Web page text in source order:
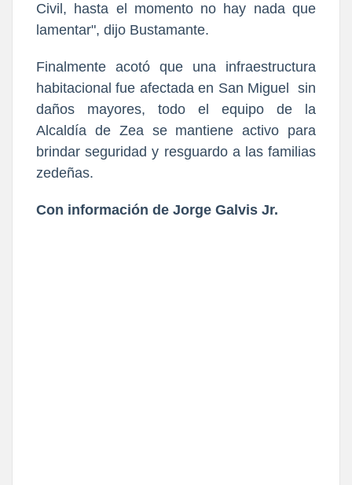
Civil, hasta el momento no hay nada que
lamentar", dijo Bustamante.
Finalmente acotó que una infraestructura
habitacional fue afectada en San Miguel sin
daños mayores, todo el equipo de la
Alcaldía de Zea se mantiene activo para
brindar seguridad y resguardo a las familias
zedeñas.
Con información de Jorge Galvis Jr.